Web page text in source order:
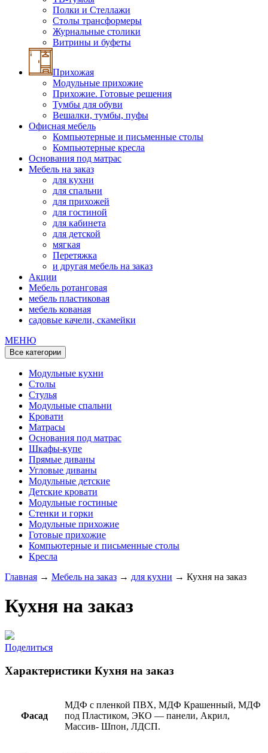
Полки и Стеллажи
Столы трансформеры
Журнальные столики
Витрины и буфеты
Прихожая
Модульные прихожие
Прихожие. Готовые решения
Тумбы для обуви
Вешалки, тумбы, пуфы
Офисная мебель
Компьютерные и письменные столы
Компьютерные кресла
Основания под матрас
Мебель на заказ
для кухни
для спальни
для прихожей
для гостиной
для кабинета
для детской
мягкая
Перетяжка
и другая мебель на заказ
Акции
Мебель ротанговая
мебель пластиковая
мебель кованая
садовые качели, скамейки
МЕНЮ
Все категории
Модульные кухни
Столы
Стулья
Модульные спальни
Кровати
Матрасы
Основания под матрас
Шкафы-купе
Прямые диваны
Угловые диваны
Модульные детские
Детские кровати
Модульные гостиные
Стенки и горки
Модульные прихожие
Готовые прихожие
Компьютерные и письменные столы
Кресла
Главная → Мебель на заказ → для кухни → Кухня на заказ
Кухня на заказ
Поделиться
Характеристики Кухня на заказ
Фасад
МДФ с пленкой ПВХ, МДФ Крашенный, МДФ
под Пластиком, ЭКО — панели, Акрил,
Массив- Шпон, ЛДСП.